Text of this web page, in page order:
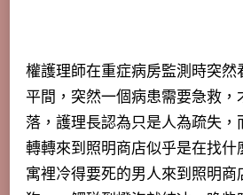
權護理師在重症病房監測時突然
平間，突然一個病患需要急救，
落，護理長認為只是人為疏失
轉轉來到照明商店似乎是在找什
寓裡冷得要死的男人來到照明商